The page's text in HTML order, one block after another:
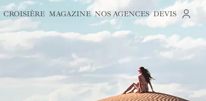
CROISIÈRE MAGAZINE NOS AGENCES DEVIS